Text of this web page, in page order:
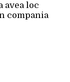
avea loc
compania